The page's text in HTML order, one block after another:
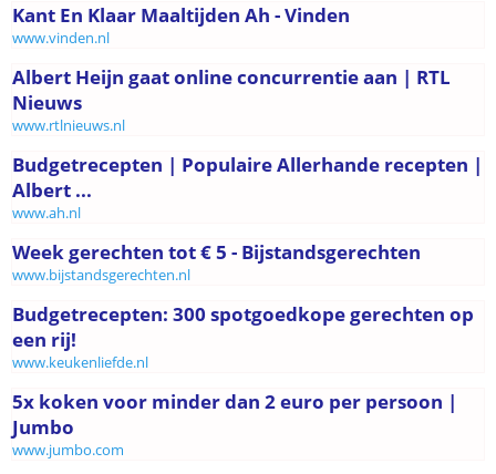
Kant En Klaar Maaltijden Ah - Vinden
www.vinden.nl
Albert Heijn gaat online concurrentie aan | RTL
Nieuws
www.rtlnieuws.nl
Budgetrecepten | Populaire Allerhande recepten |
Albert ...
www.ah.nl
Week gerechten tot € 5 - Bijstandsgerechten
www.bijstandsgerechten.nl
Budgetrecepten: 300 spotgoedkope gerechten op
een rij!
www.keukenliefde.nl
5x koken voor minder dan 2 euro per persoon |
Jumbo
www.jumbo.com